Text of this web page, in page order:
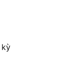
kỳ